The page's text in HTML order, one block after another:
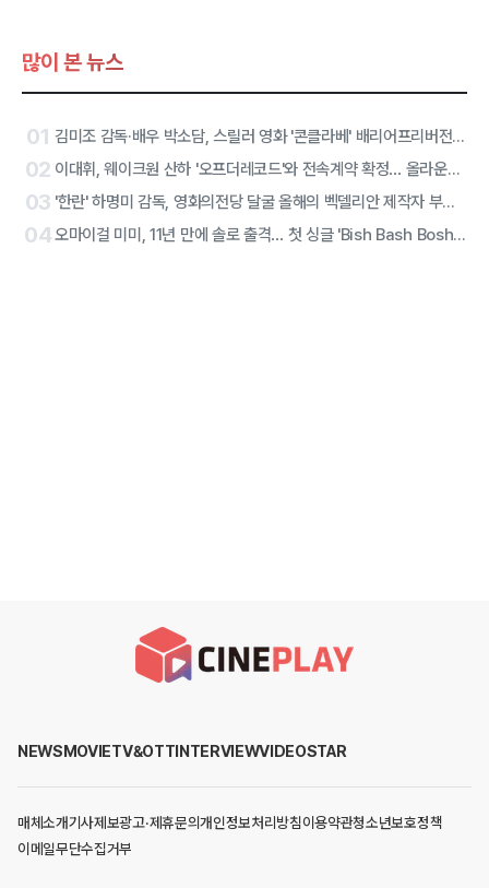
많이 본 뉴스
01 김미조 감독·배우 박소담, 스릴러 영화 '콘클라베' 배리어프리버전 합류
02 이대휘, 웨이크원 산하 '오프더레코드'와 전속계약 확정… 올라운더 아티스트 솔로 2막 시작
03 '한란' 하명미 감독, 영화의전당 달굴 올해의 벡델리안 제작자 부문 선정
04 오마이걸 미미, 11년 만에 솔로 출격… 첫 싱글 'Bish Bash Bosh'로 당찬 선언
NEWSMOVIETV&OTTINTERVIEWVIDEOSTAR
매체소개기사제보광고·제휴문의개인정보처리방침이용약관청소년보호정책
이메일무단수집거부